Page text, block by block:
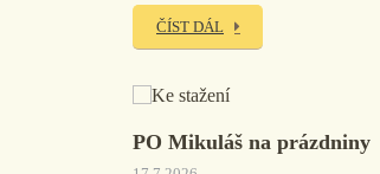
ČÍST DÁL
PO Mikuláš na prázdniny